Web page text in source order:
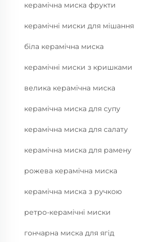
керамічна миска фрукти
керамічні миски для мішання
біла керамічна миска
керамічні миски з кришками
велика керамічна миска
керамічна миска для супу
керамічна миска для салату
керамічна миска для рамену
рожева керамічна миска
керамічна миска з ручкою
ретро-керамічні миски
гончарна миска для ягід